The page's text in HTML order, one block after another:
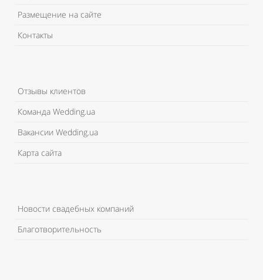
Размещение на сайте
Контакты
Отзывы клиентов
Команда Wedding.ua
Вакансии Wedding.ua
Карта сайта
Новости свадебных компаний
Благотворительность